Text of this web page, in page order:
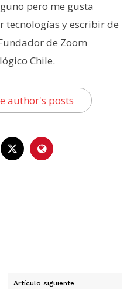
pero me gusta
tecnologías y escribir de
de Zoom
Chile.
author's posts
Artículo siguiente